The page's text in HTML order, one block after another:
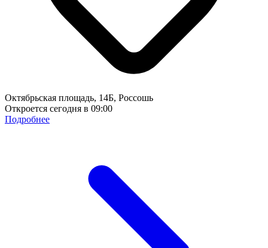
Октябрьская площадь, 14Б, Россошь
Откроется сегодня в 09:00
Подробнее